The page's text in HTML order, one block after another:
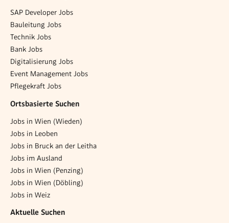
SAP Developer Jobs
Bauleitung Jobs
Technik Jobs
Bank Jobs
Digitalisierung Jobs
Event Management Jobs
Pflegekraft Jobs
Ortsbasierte Suchen
Jobs in Wien (Wieden)
Jobs in Leoben
Jobs in Bruck an der Leitha
Jobs im Ausland
Jobs in Wien (Penzing)
Jobs in Wien (Döbling)
Jobs in Weiz
Aktuelle Suchen